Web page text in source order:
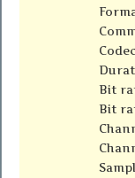
Bit
Bit